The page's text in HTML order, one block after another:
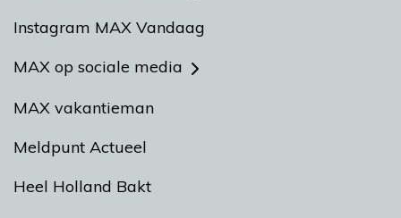
Instagram MAX Vandaag
MAX op sociale media
MAX vakantieman
Meldpunt Actueel
Heel Holland Bakt